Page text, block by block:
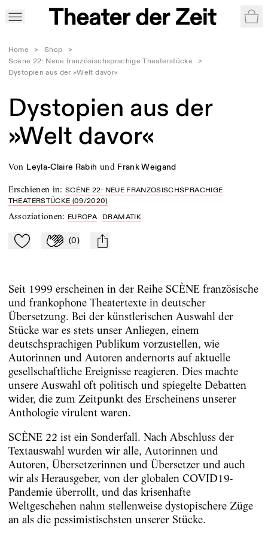
Home > Shop
>
Scène 22: Neue französischsprachige Theaterstücke
>
Dystopien aus der »Welt davor«
Dystopien aus der
»Welt davor«
von Leyla-Claire Rabih und Frank Weigand
Erschienen in:SCÈNE 22: NEUE FRANZÖSISCHSPRACHIGE
THEATERSTÜCKE (09/2020)
Assoziationen: EUROPA DRAMATIK
Zu Mein-TdZ hinzufügen
Applaudieren
(0) mail
Seit 1999 erscheinen in der Reihe SCÈNE französische
und frankophone Theatertexte in deutscher
Übersetzung. Bei der künstlerischen Auswahl der
Stücke war es stets unser Anliegen, einem
deutschsprachigen Publikum vorzustellen, wie
Autorinnen und Autoren andernorts auf aktuelle
gesellschaftliche Ereignisse reagieren. Dies machte
unsere Auswahl oft politisch und spiegelte Debatten
wider, die zum Zeitpunkt des Erscheinens unserer
Anthologie virulent waren.
SCÈNE 22 ist ein Sonderfall. Nach Abschluss der
Textauswahl wurden wir alle, Autorinnen und
Autoren, Übersetzerinnen und Übersetzer und auch
wir als Herausgeber, von der globalen COVID19-
Pandemie überrollt, und das krisenhafte
Weltgeschehen nahm stellenweise dystopischere Züge
an als die pessimistischsten unserer Stücke.